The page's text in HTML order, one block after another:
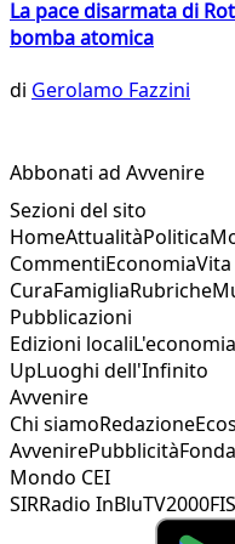
La pace disarmata di
bomba atomica
di Gerolamo Fazzini
Abbonati ad Avvenire
Sezioni del sito
HomeAttualitàPolitica
CommentiEconomia
CuraFamigliaRubriche
Pubblicazioni
Edizioni locali
UpLuoghi dell'Infinito
Avvenire
Chi siamoRedazione
AvvenirePubblicità
Mondo CEI
SIRRadio InBluTV2000